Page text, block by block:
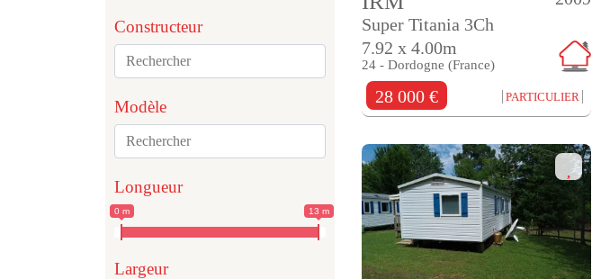
Constructeur
Modèle
Longueur
0 m 13 m
Largeur
Super Titania 3Ch
7.92 x 4.00m
24 - Dordogne (France)
28 000 € PARTICULIER